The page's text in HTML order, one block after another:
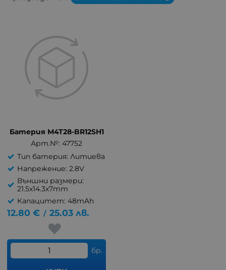
Батерия M4T28-BR12SH1
Арт.№: 47752
Тип батерия: Литиева
Напрежение: 2.8V
Външни размери:
21.5x14.3x7mm
Капацитет: 48mAh
12.80 € / 25.03 лв.
бр.